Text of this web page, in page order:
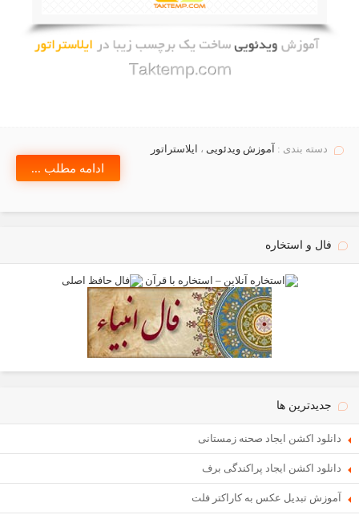
دسته بندی : آموزش ویدئویی ، ایلاستراتور
ادامه مطلب ...
فال و استخاره
جدیدترین ها
دانلود اکشن ایجاد صحنه زمستانی
دانلود اکشن ایجاد پراکندگی برف
آموزش تبدیل عکس به کاراکتر فلت